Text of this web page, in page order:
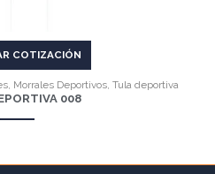
COTIZACIÓN
Morrales Deportivos Tula deportiva
008